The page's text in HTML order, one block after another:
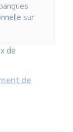
sur
de
de